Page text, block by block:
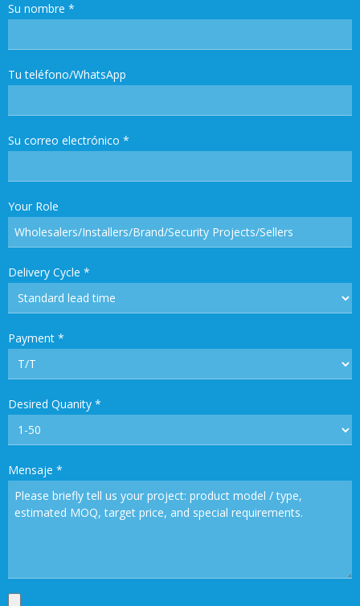
Su nombre *
Tu teléfono/WhatsApp
Su correo electrónico *
Your Role
Delivery Cycle *
Payment *
Desired Quanity *
Mensaje *